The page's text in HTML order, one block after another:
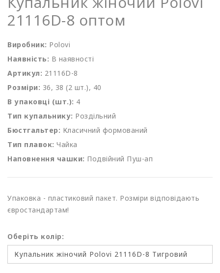
21116D-8 оптом
Виробник: Polovi
Наявність: В наявності
Артикул: 21116D-8
Розміри: 36, 38 (2 шт.), 40
В упаковці (шт.): 4
Тип купальнику: Роздільний
Бюстгальтер: Класичний формований
Тип плавок: Чайка
Наповнення чашки: Подвійний Пуш-ап
Упаковка - пластиковий пакет. Розміри відповідають
євростандартам!
Оберіть колір: